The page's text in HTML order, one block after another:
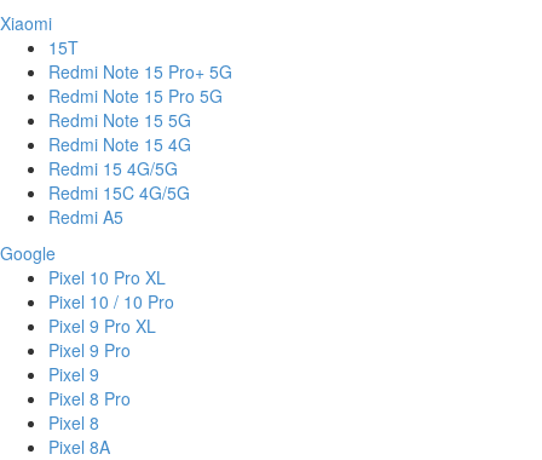
Xiaomi
15T
Redmi Note 15 Pro+ 5G
Redmi Note 15 Pro 5G
Redmi Note 15 5G
Redmi Note 15 4G
Redmi 15 4G/5G
Redmi 15C 4G/5G
Redmi A5
Google
Pixel 10 Pro XL
Pixel 10 / 10 Pro
Pixel 9 Pro XL
Pixel 9 Pro
Pixel 9
Pixel 8 Pro
Pixel 8
Pixel 8A